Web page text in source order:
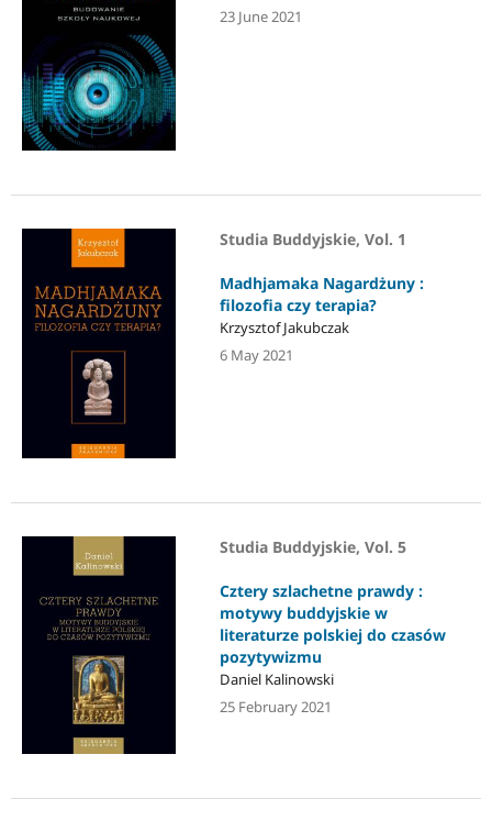
23 June 2021
Studia Buddyjskie, Vol. 1
Madhjamaka Nagardżuny :
filozofia czy terapia?
Krzysztof Jakubczak
6 May 2021
Studia Buddyjskie, Vol. 5
Cztery szlachetne prawdy :
motywy buddyjskie w
literaturze polskiej do czasów
pozytywizmu
Daniel Kalinowski
25 February 2021